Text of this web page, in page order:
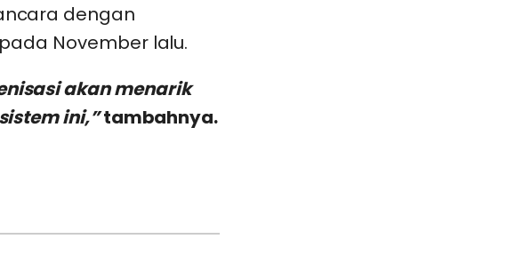
dengan
November lalu.
akan menarik
ini,”tambahnya.